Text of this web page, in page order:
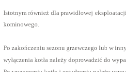
Istotnym również dla prawidłowej
kominowego.
Po zakończeniu sezonu grzewczego lub w
wyłączenia kotła należy doprowadzić do